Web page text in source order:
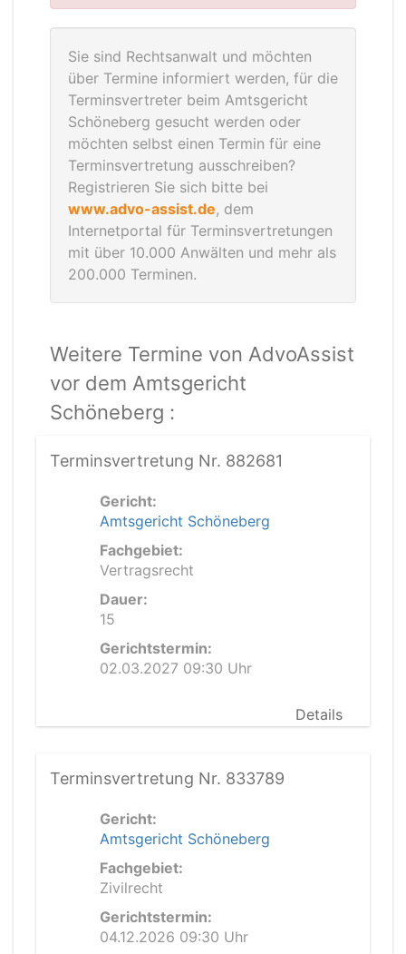
Sie sind Rechtsanwalt und möchten
über Termine informiert werden, für die
Terminsvertreter beim Amtsgericht
Schöneberg gesucht werden oder
möchten selbst einen Termin für eine
Terminsvertretung ausschreiben?
Registrieren Sie sich bitte bei
www.advo-assist.de, dem
Internetportal für Terminsvertretungen
mit über 10.000 Anwälten und mehr als
200.000 Terminen.
Weitere Termine von AdvoAssist
vor dem Amtsgericht
Schöneberg :
Terminsvertretung Nr. 882681
Gericht:
Amtsgericht Schöneberg
Fachgebiet:
Vertragsrecht
Dauer:
15
Gerichtstermin:
02.03.2027 09:30 Uhr
Details
Terminsvertretung Nr. 833789
Gericht:
Amtsgericht Schöneberg
Fachgebiet:
Zivilrecht
Gerichtstermin:
04.12.2026 09:30 Uhr